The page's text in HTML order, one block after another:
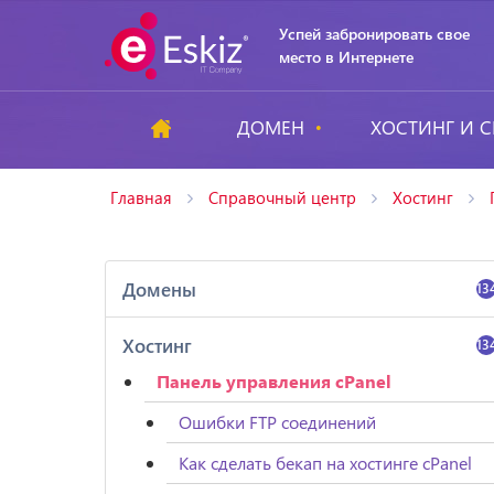
Успей забронировать свое
место в Интернете
ДОМЕН ХОСТИНГ И
Главная Справочный центр Хостинг
Домены
Хостинг
Панель управления cPanel
Ошибки FTP соединений
Как сделать бекап на хостинге cPanel